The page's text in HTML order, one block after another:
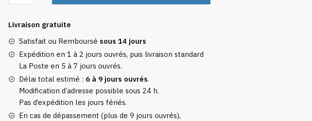
Housse
Valise
Unicorn
Collection
Livraison gratuite
Satisfait ou Remboursé sous 14 jours
Expédition en 1 à 2 jours ouvrés, puis livraison standard
La Poste en 5 à 7 jours ouvrés.
Délai total estimé : 6 à 9 jours ouvrés.
Modification d’adresse possible sous 24 h.
Pas d’expédition les jours fériés.
En cas de dépassement (plus de 9 jours ouvrés),